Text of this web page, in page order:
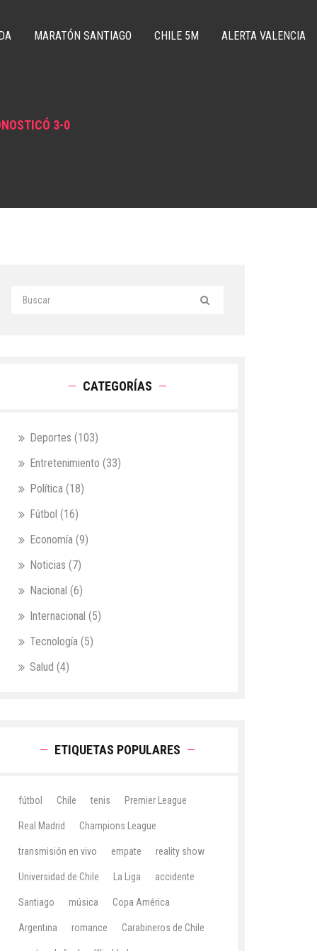
MARATÓN SANTIAGO CHILE 5M ALERTA VALENCIA
3-0
CATEGORÍAS
Deportes (103)
Entretenimiento (33)
Política (18)
Fútbol (16)
Economía (9)
Noticias (7)
Nacional (6)
Internacional (5)
Tecnología (5)
Salud (4)
ETIQUETAS POPULARES
fútbol Chile tenis Premier League
Real Madrid Champions League
transmisión en vivo empate reality show
Universidad de Chile La Liga accidente
Santiago música Copa América
Argentina romance Carabineros de Chile